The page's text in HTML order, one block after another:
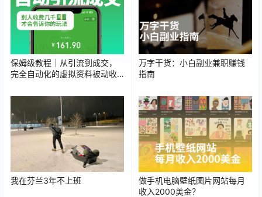
保姆级教程｜从引流到成交，
完全自动化的虚拟资料被动收
万字干货：小白副业兼职赚钱
指南
我在芬兰3年不上班
做手机电脑壁纸图片网站每月
收入2000美金？